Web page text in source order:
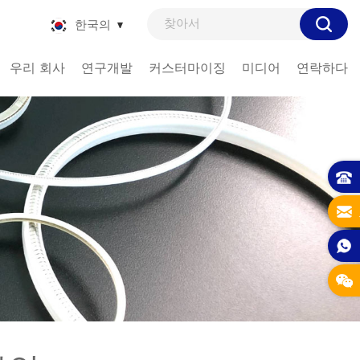
한국의
우리 회사 연구개발 커스터마이징 미디어 연락하다